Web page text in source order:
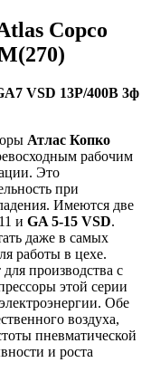
Copco
VSD 13P/400В 3ф
Атлас Копко
рабочим
Это
при
Имеются две
и GA 5-15 VSD.
даже в самых
работы в цехе.
производства с
этой серии
Обе
воздуха,
пневматической
и роста